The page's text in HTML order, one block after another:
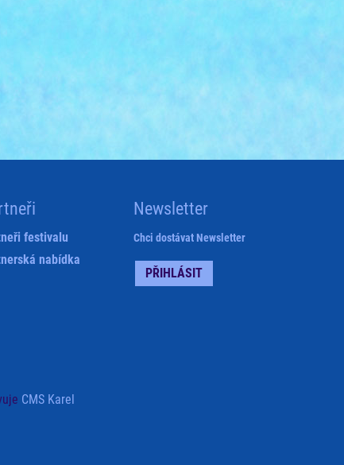
festivalu
nabídka
Newsletter
Chci dostávat Newsletter
PŘIHLÁSIT
CMS Karel